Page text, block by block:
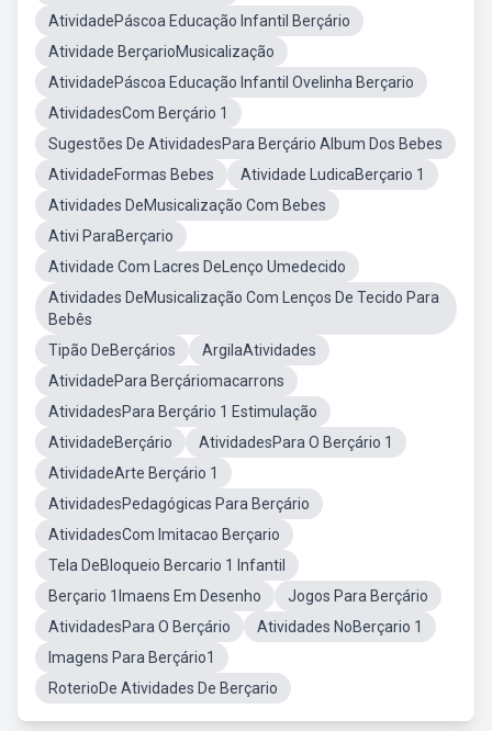
AtividadePáscoa Educação Infantil Berçário
Atividade BerçarioMusicalização
AtividadePáscoa Educação Infantil Ovelinha Berçario
AtividadesCom Berçário 1
Sugestões De AtividadesPara Berçário Album Dos Bebes
AtividadeFormas Bebes
Atividade LudicaBerçario 1
Atividades DeMusicalização Com Bebes
Ativi ParaBerçario
Atividade Com Lacres DeLenço Umedecido
Atividades DeMusicalização Com Lenços De Tecido Para
Bebês
Tipão DeBerçários
ArgilaAtividades
AtividadePara Berçáriomacarrons
AtividadesPara Berçário 1 Estimulação
AtividadeBerçário
AtividadesPara O Berçário 1
AtividadeArte Berçário 1
AtividadesPedagógicas Para Berçário
AtividadesCom Imitacao Berçario
Tela DeBloqueio Bercario 1 Infantil
Berçario 1Imaens Em Desenho
Jogos Para Berçário
AtividadesPara O Berçário
Atividades NoBerçario 1
Imagens Para Berçário1
RoterioDe Atividades De Berçario